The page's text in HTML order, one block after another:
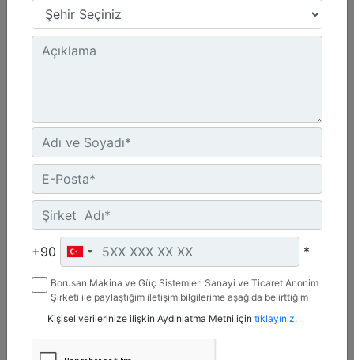
Maksimum Kesme Derinliği :
23.6 inç - 600 mm
Detay
+90 *
Borusan Makina ve Güç Sistemleri Sanayi ve Ticaret Anonim
Şirketi ile paylaştığım iletişim bilgilerime aşağıda belirttiğim
mesaj gönderilmesine izin veriyorum.
Kişisel verilerinize ilişkin Aydınlatma Metni için tıklayınız.